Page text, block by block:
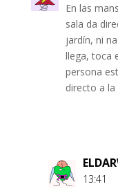
En las
sala da
jardín, ni
llega, toca
persona
directo a
13:41